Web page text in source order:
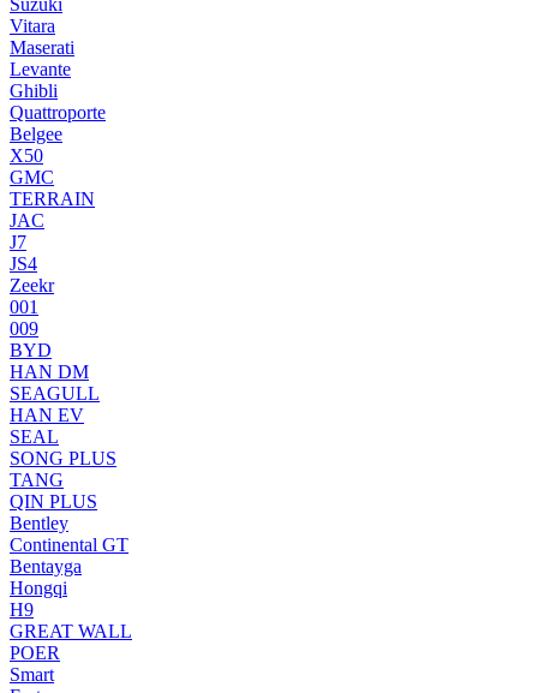
Suzuki
Vitara
Maserati
Levante
Ghibli
Quattroporte
Belgee
X50
GMC
TERRAIN
JAC
J7
JS4
Zeekr
001
009
BYD
HAN DM
SEAGULL
HAN EV
SEAL
SONG PLUS
TANG
QIN PLUS
Bentley
Continental GT
Bentayga
Hongqi
H9
GREAT WALL
POER
Smart